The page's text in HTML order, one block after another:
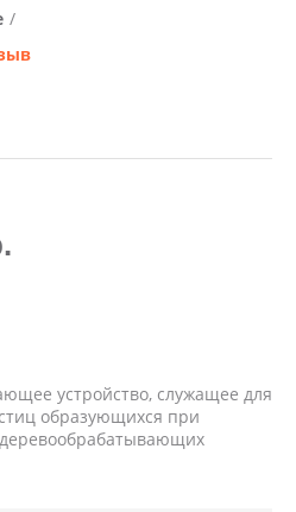
/
устройство, служащее для
образующихся при